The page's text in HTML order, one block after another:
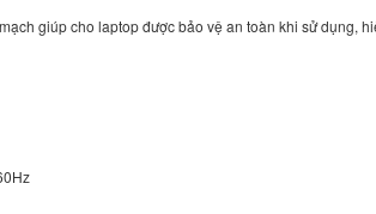
giúp cho laptop được bảo vệ an toàn khi sử dụng,